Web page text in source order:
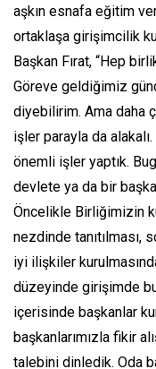
aşkın esnafa eğitim
ortaklaşa girişimcilik
Başkan Fırat, “Hep
Göreve geldiğimiz
diyebilirim. Ama daha
işler parayla da
önemli işler yaptık.
devlete ya da bir
Öncelikle Birliğimizin
nezdinde tanıtılması,
iyi ilişkiler
düzeyinde girişimde
içerisinde başkanlar
başkanlarımızla fikir
talebini dinledik. Oda